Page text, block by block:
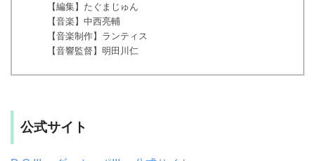
【編集】たぐまじゅん
【音楽】中西亮輔
【音楽制作】ランティス
【音響監督】明田川仁
公式サイト